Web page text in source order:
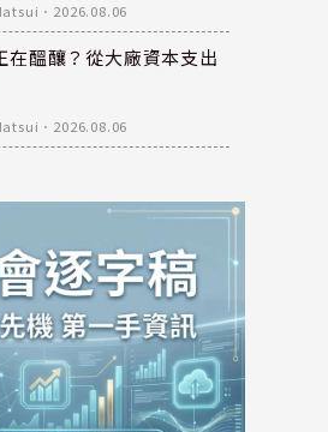
． 2026.08.06
在醞釀？從大廠資本支出
． 2026.08.06